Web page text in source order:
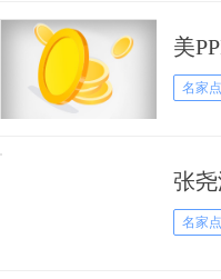
美
名家
张
名家